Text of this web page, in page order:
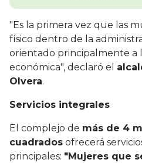
"Es la primera vez que las
físico dentro de la
orientado principalmente a
económica", declaró el
Olvera.
Servicios integrales
El complejo de más de 4
cuadrados ofrecerá
principales: "Mujeres que